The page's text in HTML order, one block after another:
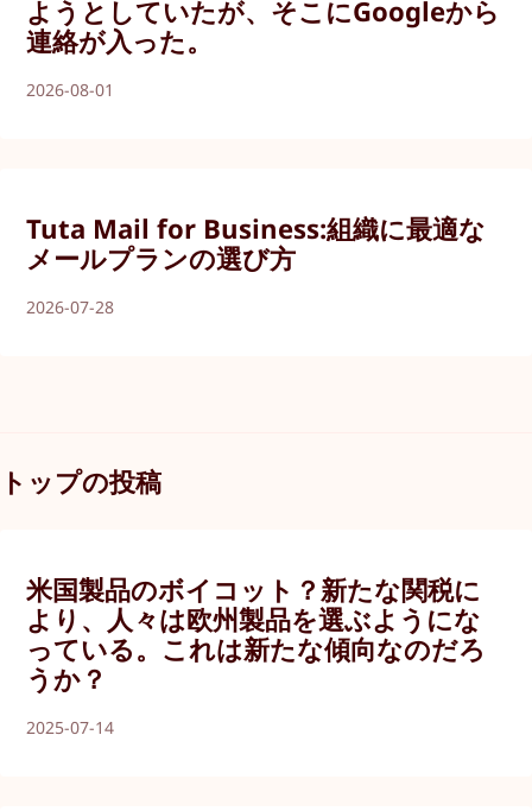
ようとしていたが、そこにGoogleから
連絡が入った。
2026-08-01
Tuta Mail for Business:組織に最適な
メールプランの選び方
2026-07-28
トップの投稿
米国製品のボイコット？新たな関税に
より、人々は欧州製品を選ぶようにな
っている。これは新たな傾向なのだろ
うか？
2025-07-14